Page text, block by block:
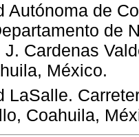
Autónoma de
de
Cardenas
México.
LaSalle.
Coahuila,